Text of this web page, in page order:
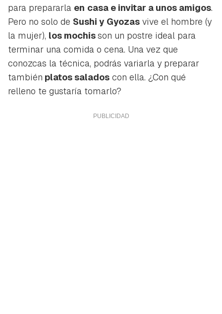
para prepararla en casa e invitar a unos amigos.
Pero no solo de Sushi y Gyozas vive el hombre (y
la mujer), los mochisson un postre ideal para
terminar una comida o cena. Una vez que
conozcas la técnica, podrás variarla y preparar
también platos salados con ella. ¿Con qué
relleno te gustaría tomarlo?